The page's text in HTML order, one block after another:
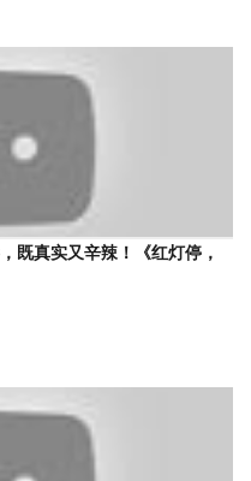
既真实又辛辣！《红灯停，